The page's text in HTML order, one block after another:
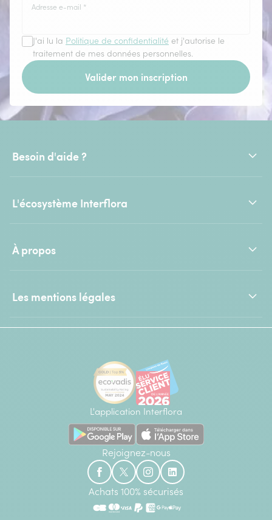
Adresse e-mail *
J'ai lu la Politique de confidentialité et j'autorise le
traitement de mes données personnelles.
Valider mon inscription
Besoin d'aide ?
L'écosystème Interflora
À propos
Les mentions légales
L'application Interflora
Rejoignez-nous
Achats 100% sécurisés